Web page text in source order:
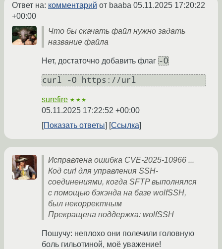
Ответ на: комментарий от baaba 05.11.2025 17:20:22
+00:00
Что бы скачать файл нужно задать
название файла
Нет, достаточно добавить флаг -O
surefire ★★★
05.11.2025 17:22:52 +00:00
Показать ответы
Ссылка
Исправлена ошибка CVE-2025-10966 ...
Код curl для управления SSH-
соединениями, когда SFTP выполнялся
с помощью бэкэнда на базе wolfSSH,
был некорректным
Прекращена поддержка: wolfSSH
Пошучу: неплохо они полечили головную
боль гильотиной, моё уважение!